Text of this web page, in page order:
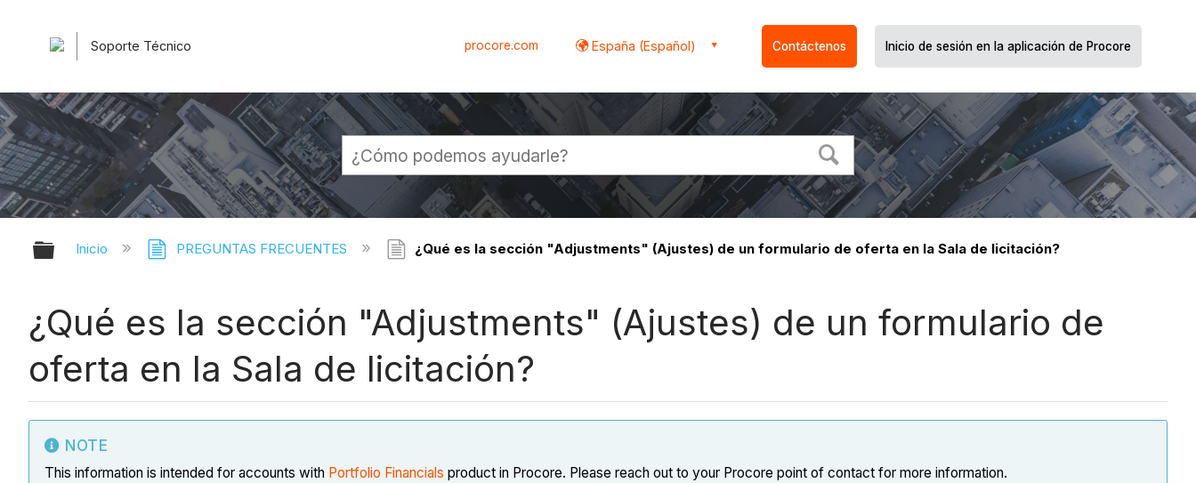
Soporte Técnico procore.com España (Español) Contáctenos Inicio de sesión en la aplicación de Procore
Expandir/contraer jerarquía global
Inicio PREGUNTAS FRECUENTES ¿Qué es la sección "Adjustments" (Ajustes) de un formulario de oferta en la Sala de licitación?
¿Qué es la sección "Adjustments" (Ajustes) de un formulario de
oferta en la Sala de licitación?
NOTE
This information is intended for accounts with Portfolio Financials product in Procore. Please reach out to your Procore point of contact for more information.